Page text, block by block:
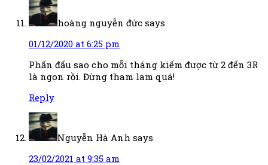
hoàng nguyễn đức says
01/12/2020 at 6:25 pm
Phấn đấu sao cho mỗi tháng kiếm được từ 2 đến 3R
là ngon rồi. Đừng tham lam quá!
Reply
Nguyễn Hà Anh says
23/02/2021 at 9:35 am